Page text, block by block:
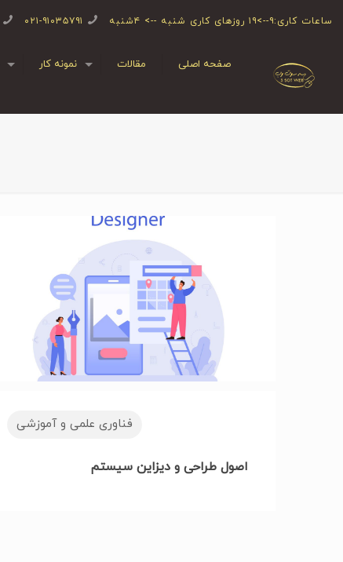
ساعات کاری:۹-->۱۹ روزهای کاری شنبه --> ۴شنبه ۰۲۱-۹۱۰۳۵۷۹۱
صفحه اصلی مقالات نمونه کار
فناوری علمی و آموزشی
اصول طراحی و دیزاین سیستم